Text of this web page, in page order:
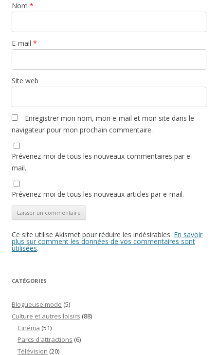
Nom *
E-mail *
Site web
Enregistrer mon nom, mon e-mail et mon site dans le
navigateur pour mon prochain commentaire.
Prévenez-moi de tous les nouveaux commentaires par e-
mail.
Prévenez-moi de tous les nouveaux articles par e-mail.
Ce site utilise Akismet pour réduire les indésirables. En savoir
plus sur comment les données de vos commentaires sont
utilisées.
CATÉGORIES
Blogueuse mode (5)
Culture et autres loisirs (88)
Cinéma (51)
Parcs d'attractions (6)
Télévision (20)